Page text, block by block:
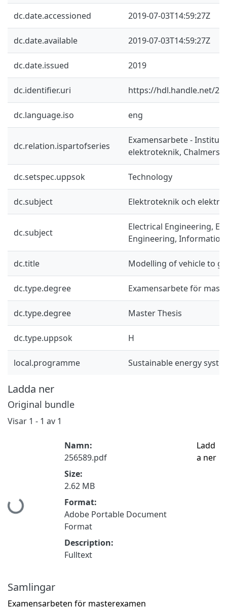
dc.date.accessioned 2019-07-03T14:59:27Z
dc.date.available 2019-07-03T14:59:27Z
dc.date.issued 2019
dc.identifier.uri https://hdl.handle.net/
dc.language.iso eng
dc.relation.ispartofseries
Examensarbete -
elektroteknik, Chalmers
dc.setspec.uppsok Technology
dc.subject Elektroteknik och
dc.subject
Electrical Engineering,
Engineering,
dc.title Modelling of vehicle to
dc.type.degree Examensarbete för
dc.type.degree Master Thesis
dc.type.uppsok H
local.programme Sustainable energy
Ladda ner
Original bundle
Visar 1 - 1 av 1
Hämtar...
Namn:
256589.pdf
Size:
2.62 MB
Format:
Adobe Portable Document
Format
Description:
Fulltext
Ladd
a ner
Samlingar
Examensarbeten för masterexamen